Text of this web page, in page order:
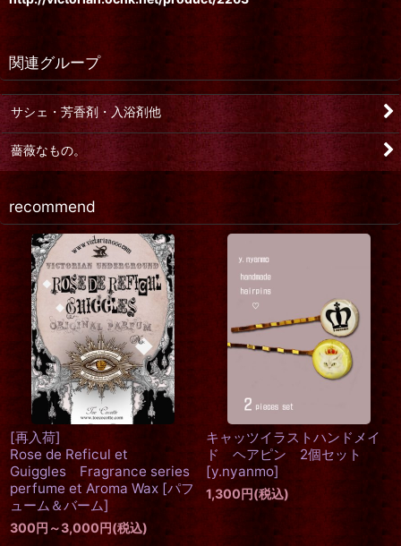
関連グループ
サシェ・芳香剤・入浴剤他
薔薇なもの。
recommend
入荷]
de Reficul et
Fragrance series
et Aroma Wax [パフ
ーム＆バーム]
円～3,000円(税込)
キャッツイラストハンドメイ
ド ヘアピン 2個セット
y.nyanmo]
1,300円(税込)